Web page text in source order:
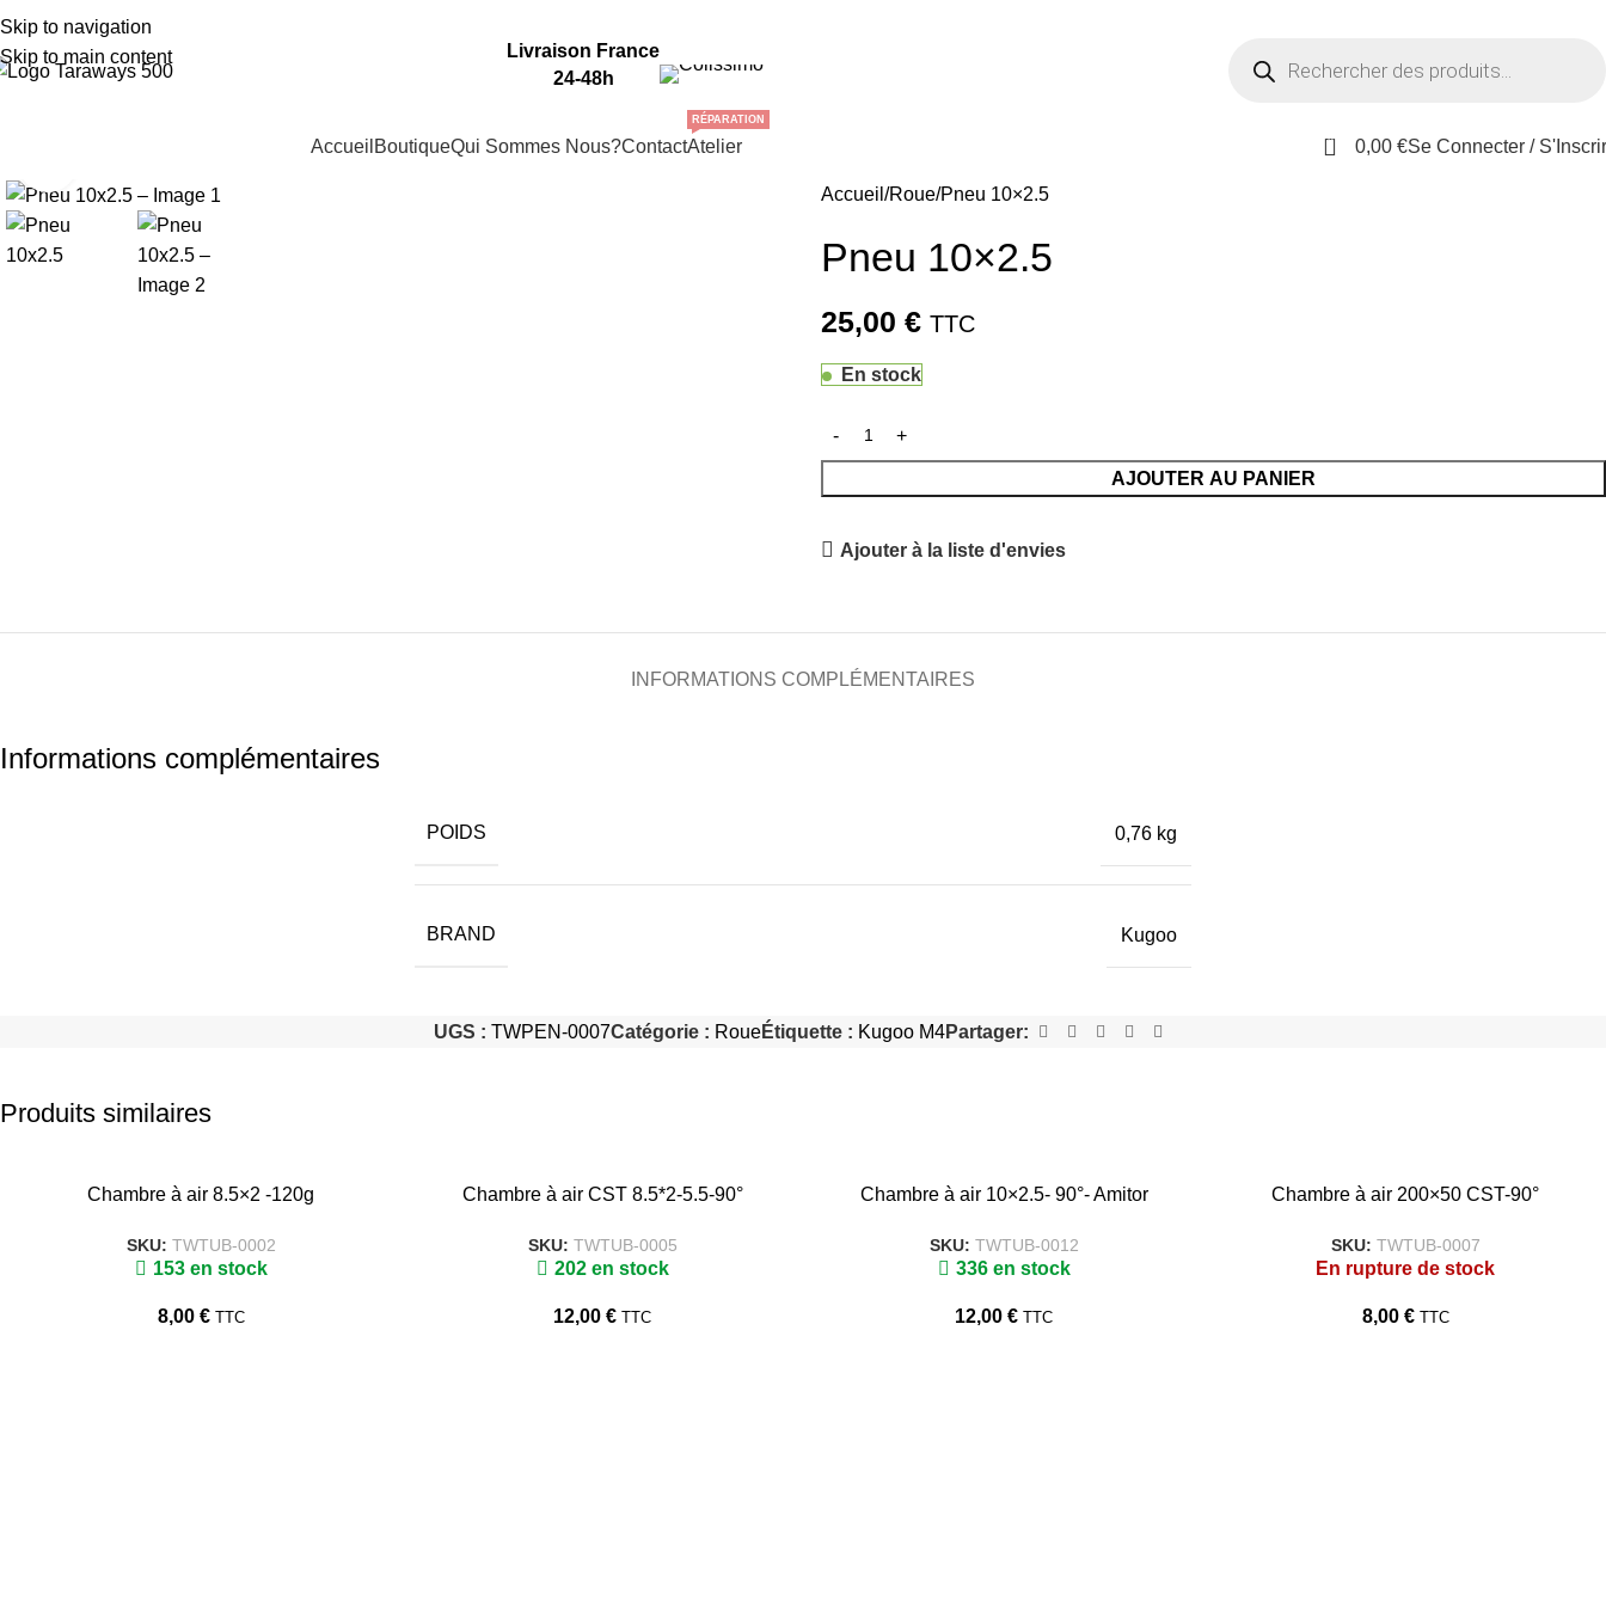
Skip to navigation
Skip to main content
Livraison France
24-48h
Accueil BoutiqueQui Sommes Nous?ContactAtelier
RÉPARATION
0
0,00 €Se Connecter /
Accueil Roue Pneu 10×2.5
Pneu 10×2.5
25,00 € TTC
En stock
AJOUTER AU PANIER
Ajouter à la liste d'envies
INFORMATIONS COMPLÉMENTAIRES
Informations complémentaires
POIDS 0,76 kg
BRAND Kugoo
UGS : TWPEN-0007Catégorie : RoueÉtiquette : Kugoo M4Partager:
Produits similaires
Chambre à air 8.5×2 -120g
SKU: TWTUB-0002
153 en stock
8,00 € TTC
Chambre à air CST 8.5*2-5.5-90°
SKU: TWTUB-0005
202 en stock
12,00 € TTC
Chambre à air 10×2.5- 90°- Amitor
SKU: TWTUB-0012
336 en stock
12,00 € TTC
Chambre à air 200×50 CST-90°
SKU: TWTUB-0007
En rupture de stock
8,00 € TTC